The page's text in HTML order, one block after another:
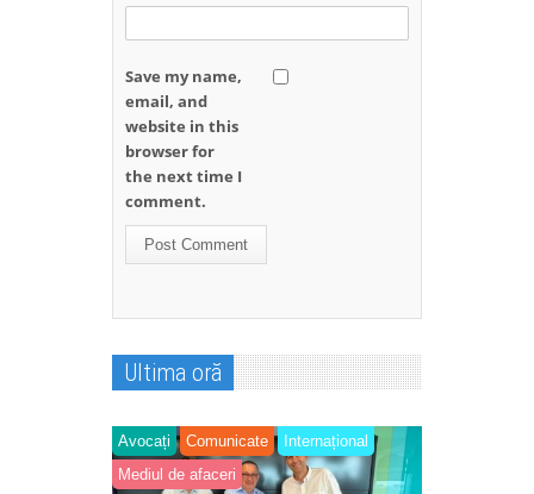
Save my name,
email, and
website in this
browser for
the next time I
comment.
Ultima oră
Avocați Comunicate
Internațional
Mediul de afaceri